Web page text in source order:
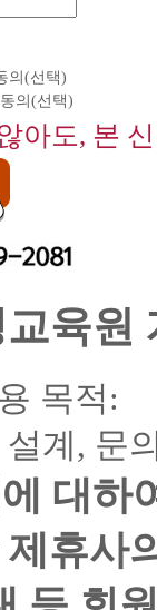
의(선택)
의(선택)
아도, 본
육원
목적:
계, 문
대하
휴사